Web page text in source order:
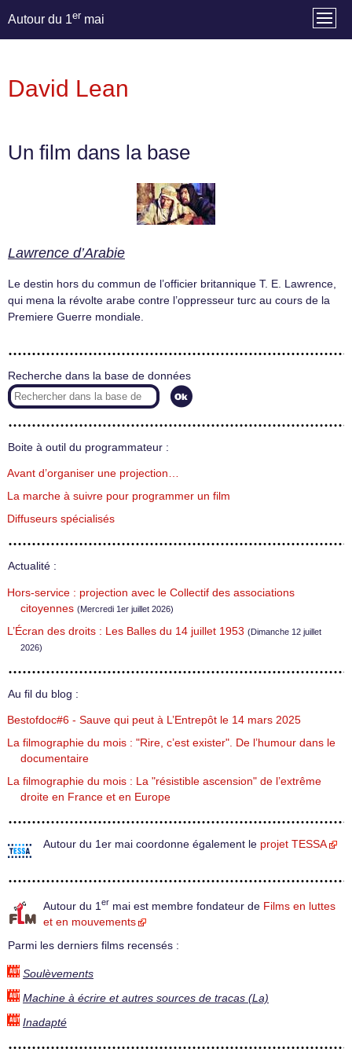
Autour du 1er mai
David Lean
Un film dans la base
Lawrence d’Arabie
Le destin hors du commun de l’officier britannique T. E. Lawrence,
qui mena la révolte arabe contre l’oppresseur turc au cours de la
Premiere Guerre mondiale.
Recherche dans la base de données
Boite à outil du programmateur :
Avant d’organiser une projection…
La marche à suivre pour programmer un film
Diffuseurs spécialisés
Actualité :
Hors-service : projection avec le Collectif des associations
citoyennes (Mercredi 1er juillet 2026)
L’Écran des droits : Les Balles du 14 juillet 1953 (Dimanche 12 juillet
2026)
Au fil du blog :
Bestofdoc#6 - Sauve qui peut à L’Entrepôt le 14 mars 2025
La filmographie du mois : "Rire, c’est exister". De l’humour dans le
documentaire
La filmographie du mois : La "résistible ascension" de l’extrême
droite en France et en Europe
Autour du 1er mai coordonne également le projet TESSA
Autour du 1 er mai est membre fondateur de Films en luttes
et en mouvements
Parmi les derniers films recensés :
Soulèvements
Machine à écrire et autres sources de tracas (La)
Inadapté